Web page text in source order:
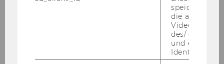
speichert
die aktuellen
des/ der
und einen